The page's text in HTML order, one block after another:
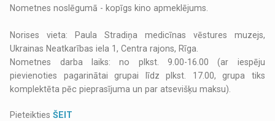
Nometnes noslēgumā - kopīgs kino apmeklējums.
Norises vieta: Paula Stradiņa medicīnas vēstures muzejs,
Ukrainas Neatkarības iela 1, Centra rajons, Rīga.
Nometnes darba laiks: no plkst. 9.00-16.00 (ar iespēju
pievienoties pagarinātai grupai līdz plkst. 17.00, grupa tiks
komplektēta pēc pieprasījuma un par atsevišķu maksu).
PieteiktiesŠEIT